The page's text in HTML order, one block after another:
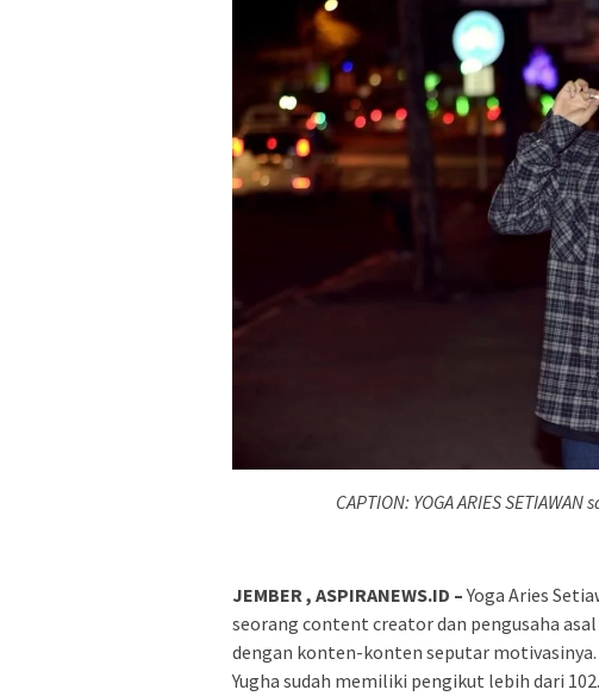
CAPTION: YOGA ARIES
JEMBER , ASPIRANEWS.ID –Yoga Aries
seorang content creator dan pengusaha
dengan konten-konten seputar motivasinya.
Yugha sudah memiliki pengikut lebih dari